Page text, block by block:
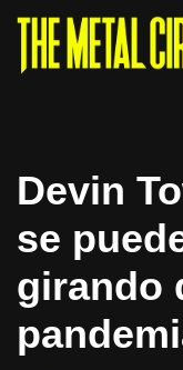
Saltar
Devin
se
girando